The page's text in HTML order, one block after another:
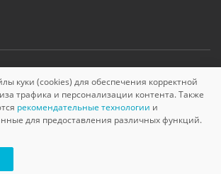
ОГРН 1145749000210, 2026
куки (cookies) для обеспечения корректной
трафика и персонализации контента. Также
рекомендательные технологии и
для предоставления различных функций.